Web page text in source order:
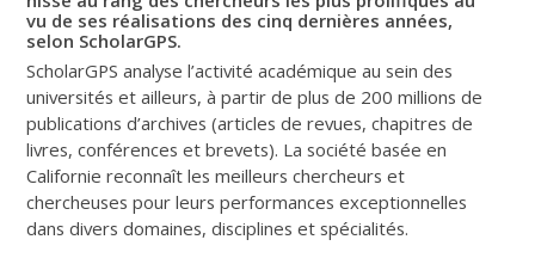
vu de ses réalisations des cinq dernières années,
selon ScholarGPS.
ScholarGPS analyse l’activité académique au sein des
universités et ailleurs, à partir de plus de 200 millions de
publications d’archives (articles de revues, chapitres de
livres, conférences et brevets). La société basée en
Californie reconnaît les meilleurs chercheurs et
chercheuses pour leurs performances exceptionnelles
dans divers domaines, disciplines et spécialités.